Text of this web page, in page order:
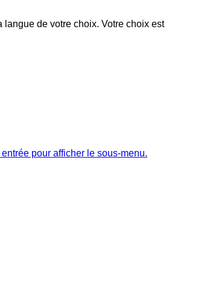
de votre choix. Votre choix est
pour afficher le sous-menu.